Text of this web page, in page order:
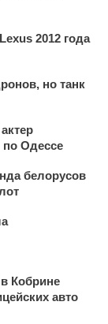
2012 года
но танк
по Одессе
белорусов
Кобрине
авто